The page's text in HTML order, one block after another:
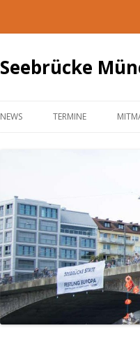
Seebrücke
NEWS TERMINE